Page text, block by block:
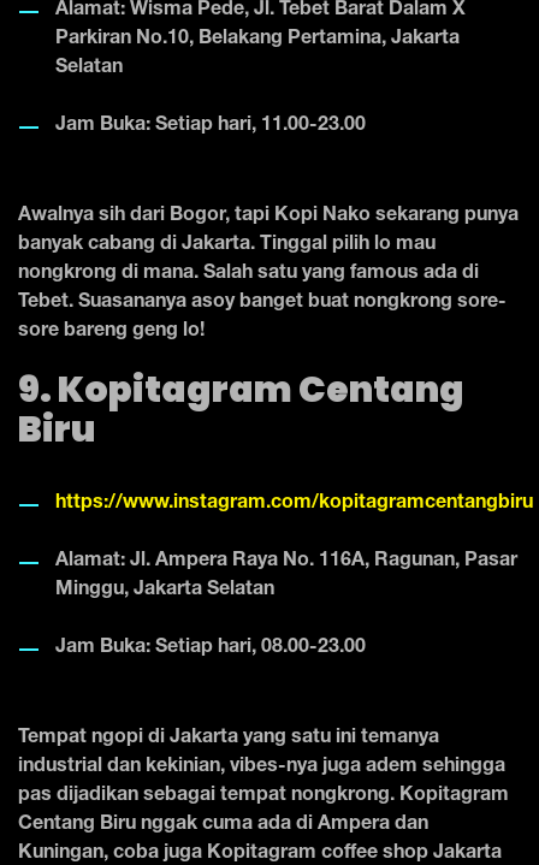
Alamat: Wisma Pede, Jl. Tebet Barat Dalam X
Parkiran No.10, Belakang Pertamina, Jakarta
Selatan
Jam Buka: Setiap hari, 11.00-23.00
Awalnya sih dari Bogor, tapi Kopi Nako sekarang punya
banyak cabang di Jakarta. Tinggal pilih lo mau
nongkrong di mana. Salah satu yang famous ada di
Tebet. Suasananya asoy banget buat nongkrong sore-
sore bareng geng lo!
9. Kopitagram Centang
Biru
https://www.instagram.com/kopitagramcentangbiru
Alamat: Jl. Ampera Raya No. 116A, Ragunan, Pasar
Minggu, Jakarta Selatan
Jam Buka: Setiap hari, 08.00-23.00
Tempat ngopi di Jakarta yang satu ini temanya
industrial dan kekinian, vibes-nya juga adem sehingga
pas dijadikan sebagai tempat nongkrong. Kopitagram
Centang Biru nggak cuma ada di Ampera dan
Kuningan, coba juga Kopitagram coffee shop Jakarta